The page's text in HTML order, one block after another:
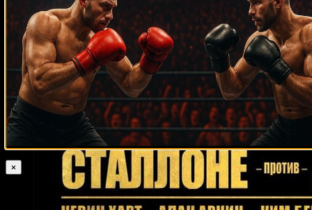
Росс Пьюритти Джон Бэзил Джексон Майкл Симувелу
Отис Грант
Ахмед Сантос Муслим Магомедов Халил Рунтри
Джефф Лалли
Рики Берд Игнасио Эспарса Конор Бенн Терренс Смит
Джо Липси
Рой Уильямс
Мухаммед Али Дурмаз Джон Браун
Рафаэль Руэлас
Хорхе Паэз Кеннеди МакКинни Джонни Лэнгстон
Джефф Мейвезер
Рикки Стакхаус Юрий Елистратов Чарли Грин Константин Питернов
Петр Ян Азума Нельсон Майк Экли Стив Лэрримор
Клинтон
Болдридж
Жан Морис Шане Бранко Собот Джейсон Петтауэй
×